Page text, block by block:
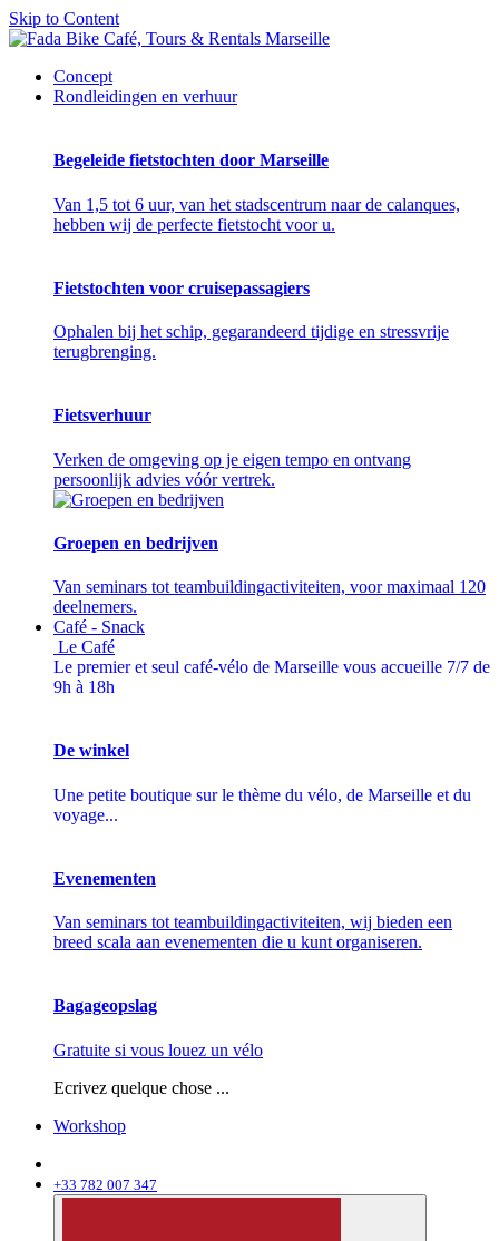
Skip to Content
Concept
Rondleidingen en verhuur
Begeleide fietstochten door Marseille
Van 1,5 tot 6 uur, van het stadscentrum naar de calanques,
hebben wij de perfecte fietstocht voor u.
Fietstochten voor cruisepassagiers
Ophalen bij het schip, gegarandeerd tijdige en stressvrije
terugbrenging.
Fietsverhuur
Verken de omgeving op je eigen tempo en ontvang
persoonlijk advies vóór vertrek.
Groepen en bedrijven
Van seminars tot teambuildingactiviteiten, voor maximaal 120
deelnemers.
Café - Snack
Le Café
Le premier et seul café-vélo de Marseille vous accueille 7/7 de
9h à 18h
De winkel
Une petite boutique sur le thème du vélo, de Marseille et du
voyage...
Evenementen
Van seminars tot teambuildingactiviteiten, wij bieden een
breed scala aan evenementen die u kunt organiseren.
Bagageopslag
Gratuite si vous louez un vélo
Ecrivez quelque chose ...
Workshop
+33 782 007 347